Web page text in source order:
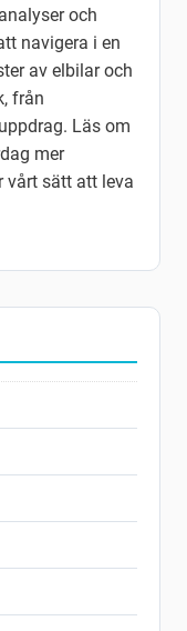
och
navigera i en
av elbilar och
från
Läs om
mer
vårt sätt att leva